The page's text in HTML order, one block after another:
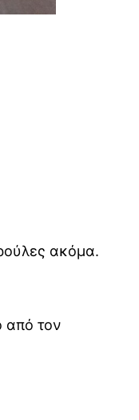
ακόμα.
από τον